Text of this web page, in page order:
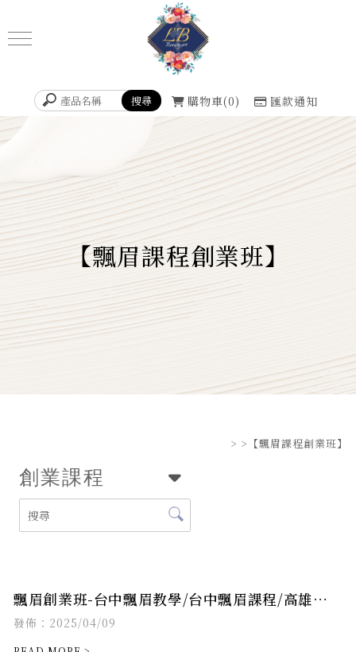
購物車 0 匯款通知
【飄眉課程創業班】
> >【飄眉課程創業班】
創業課程
飄眉創業班-台中飄眉教學/台中飄眉課程/高雄飄
眉課程/台南飄眉課程
發佈：2025/04/09